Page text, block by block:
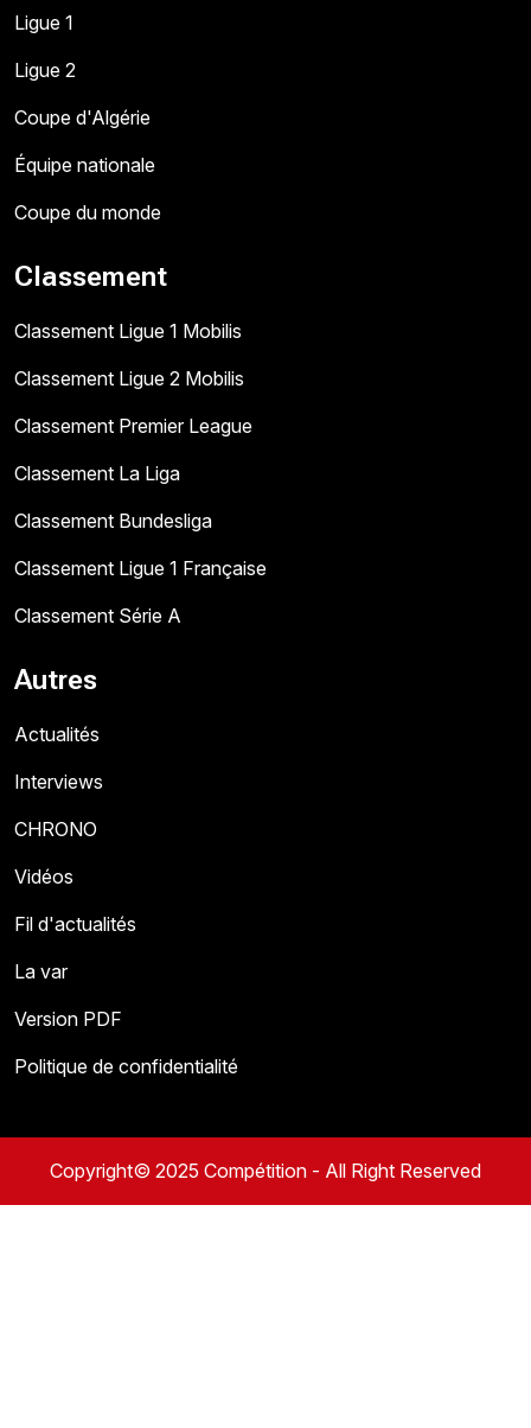
Ligue 1
Ligue 2
Coupe d'Algérie
Équipe nationale
Coupe du monde
Classement
Classement Ligue 1 Mobilis
Classement Ligue 2 Mobilis
Classement Premier League
Classement La Liga
Classement Bundesliga
Classement Ligue 1 Française
Classement Série A
Autres
Actualités
Interviews
CHRONO
Vidéos
Fil d'actualités
La var
Version PDF
Politique de confidentialité
Copyright© 2025 Compétition - All Right Reserved